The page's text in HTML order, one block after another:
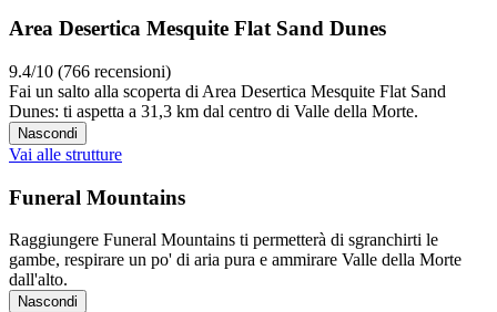
Area Desertica Mesquite Flat Sand Dunes
9.4/10 (766 recensioni)
Fai un salto alla scoperta di Area Desertica Mesquite Flat Sand
Dunes: ti aspetta a 31,3 km dal centro di Valle della Morte.
Nascondi
Vai alle strutture
Funeral Mountains
Raggiungere Funeral Mountains ti permetterà di sgranchirti le
gambe, respirare un po' di aria pura e ammirare Valle della Morte
dall'alto.
Nascondi